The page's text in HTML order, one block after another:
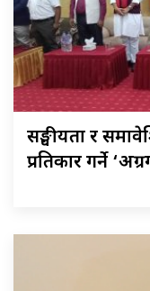
सङ्घीयता र
प्रतिकार गर्ने